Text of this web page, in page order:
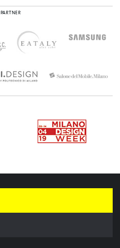
PARTNER